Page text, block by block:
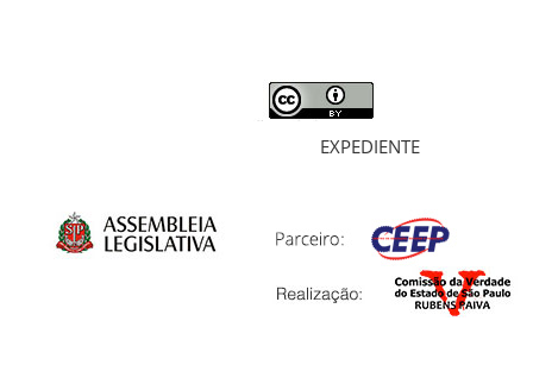
EXPEDIENTE